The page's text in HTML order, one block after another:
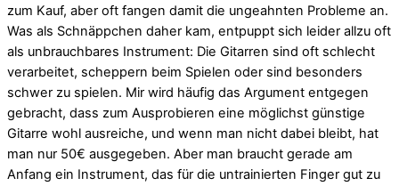
zum Kauf, aber oft fangen damit die ungeahnten Probleme an.
Was als Schnäppchen daher kam, entpuppt sich leider allzu oft
als unbrauchbares Instrument: Die Gitarren sind oft schlecht
verarbeitet, scheppern beim Spielen oder sind besonders
schwer zu spielen. Mir wird häufig das Argument entgegen
gebracht, dass zum Ausprobieren eine möglichst günstige
Gitarre wohl ausreiche, und wenn man nicht dabei bleibt, hat
man nur 50€ ausgegeben. Aber man braucht gerade am
Anfang ein Instrument, das für die untrainierten Finger gut zu